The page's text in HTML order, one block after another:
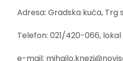
Adresa: Gradska kuća, Trg
Telefon: 021/420-066, lokal
e-mail: